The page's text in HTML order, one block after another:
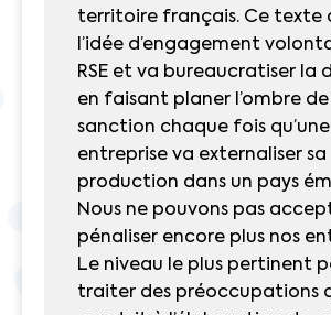
territoire français. Ce texte
l’idée d’engagement
RSE et va bureaucratiser la
en faisant planer l’ombre de
sanction chaque fois qu’une
entreprise va externaliser sa
production dans un pays
Nous ne pouvons pas
pénaliser encore plus nos
Le niveau le plus pertinent
traiter des préoccupations